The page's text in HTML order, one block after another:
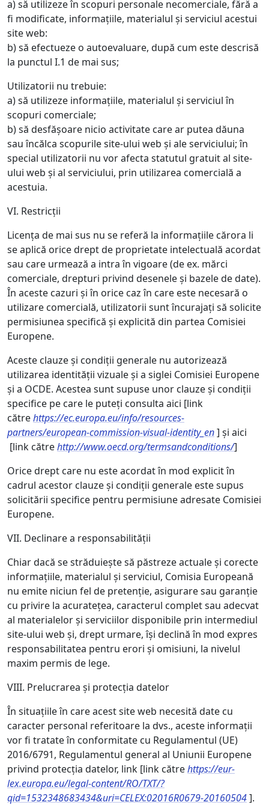
a) să utilizeze în scopuri personale necomerciale, fără a
fi modificate, informațiile, materialul și serviciul acestui
site web:
b) să efectueze o autoevaluare, după cum este descrisă
la punctul I.1 de mai sus;
Utilizatorii nu trebuie:
a) să utilizeze informațiile, materialul și serviciul în
scopuri comerciale;
b) să desfășoare nicio activitate care ar putea dăuna
sau încălca scopurile site-ului web și ale serviciului; în
special utilizatorii nu vor afecta statutul gratuit al site-
ului web și al serviciului, prin utilizarea comercială a
acestuia.
VI. Restricții
Licența de mai sus nu se referă la informațiile cărora li
se aplică orice drept de proprietate intelectuală acordat
sau care urmează a intra în vigoare (de ex. mărci
comerciale, drepturi privind desenele și bazele de date).
În aceste cazuri și în orice caz în care este necesară o
utilizare comercială, utilizatorii sunt încurajați să solicite
permisiunea specifică și explicită din partea Comisiei
Europene.
Aceste clauze și condiții generale nu autorizează
utilizarea identității vizuale și a siglei Comisiei Europene
și a OCDE. Acestea sunt supuse unor clauze și condiții
specifice pe care le puteți consulta aici [link
cătrehttps://ec.europa.eu/info/resources-
partners/european-commission-visual-identity_en] și aici
[link cătrehttp://www.oecd.org/termsandconditions/]
Orice drept care nu este acordat în mod explicit în
cadrul acestor clauze și condiții generale este supus
solicitării specifice pentru permisiune adresate Comisiei
Europene.
VII. Declinare a responsabilității
Chiar dacă se străduiește să păstreze actuale și corecte
informațiile, materialul și serviciul, Comisia Europeană
nu emite niciun fel de pretenție, asigurare sau garanție
cu privire la acuratețea, caracterul complet sau adecvat
al materialelor și serviciilor disponibile prin intermediul
site-ului web și, drept urmare, își declină în mod expres
responsabilitatea pentru erori și omisiuni, la nivelul
maxim permis de lege.
VIII. Prelucrarea și protecția datelor
În situațiile în care acest site web necesită date cu
caracter personal referitoare la dvs., aceste informații
vor fi tratate în conformitate cu Regulamentul (UE)
2016/6791, Regulamentul general al Uniunii Europene
privind protecția datelor, link [link cătrehttps://eur-
lex.europa.eu/legal-content/RO/TXT/?
qid=1532348683434&uri=CELEX:02016R0679-20160504].